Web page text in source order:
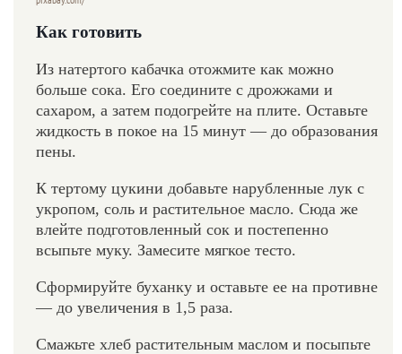
Как готовить
Из натертого кабачка отожмите как можно
больше сока. Его соедините с дрожжами и
сахаром, а затем подогрейте на плите. Оставьте
жидкость в покое на 15 минут — до образования
пены.
К тертому цукини добавьте нарубленные лук с
укропом, соль и растительное масло. Сюда же
влейте подготовленный сок и постепенно
всыпьте муку. Замесите мягкое тесто.
Сформируйте буханку и оставьте ее на противне
— до увеличения в 1,5 раза.
Смажьте хлеб растительным маслом и посыпьте